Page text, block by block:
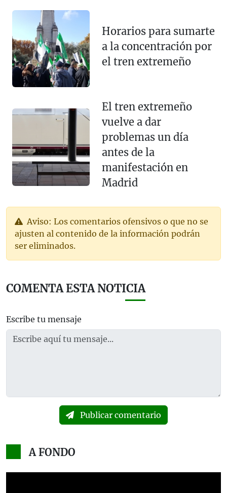
Horarios para sumarte
a la concentración por
el tren extremeño
El tren extremeño
vuelve a dar
problemas un día
antes de la
manifestación en
Madrid
Aviso: Los comentarios ofensivos o que no se
ajusten al contenido de la información podrán
ser eliminados.
COMENTA ESTA NOTICIA
Escribe tu mensaje
Publicar comentario
A FONDO